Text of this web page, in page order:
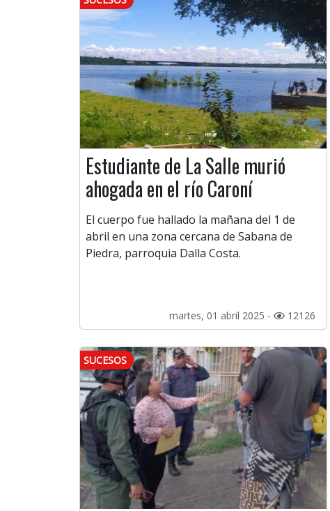
Estudiante de La Salle murió
ahogada en el río Caroní
El cuerpo fue hallado la mañana del 1 de
abril en una zona cercana de Sabana de
Piedra, parroquia Dalla Costa.
martes, 01 abril 2025 - 12126
SUCESOS